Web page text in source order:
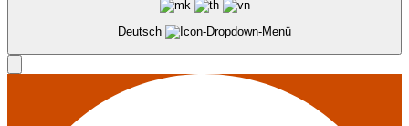
Deutsch